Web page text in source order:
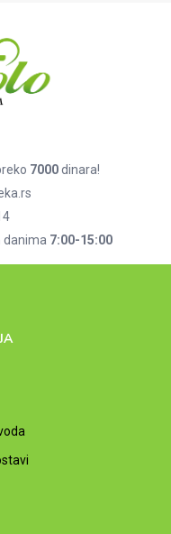
7000dinara!
danima 7:00-15:00